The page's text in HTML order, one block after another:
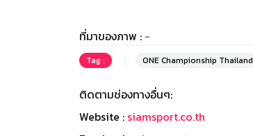
ที่มาของภาพ : -
Tag : ONE Championship Thailand
ติดตามช่องทางอื่นๆ:
Website : siamsport.co.th